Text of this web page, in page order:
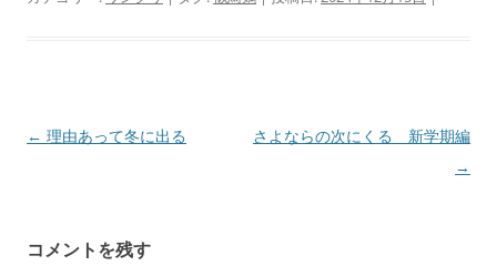
投
ゲ
← 理由あって冬に出る
さよならの次にくる 新学期編
→
コメントを残す